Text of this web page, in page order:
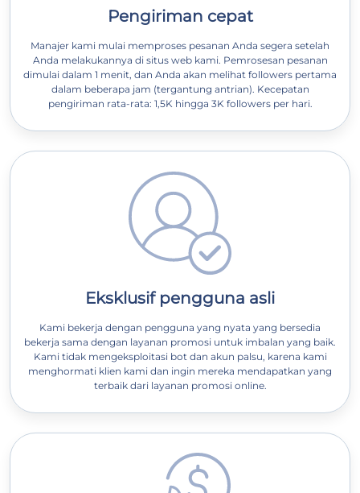
Pengiriman cepat
Manajer kami mulai memproses pesanan Anda segera setelah
Anda melakukannya di situs web kami. Pemrosesan pesanan
dimulai dalam 1 menit, dan Anda akan melihat followers pertama
dalam beberapa jam (tergantung antrian). Kecepatan
pengiriman rata-rata: 1,5K hingga 3K followers per hari.
Eksklusif pengguna asli
Kami bekerja dengan pengguna yang nyata yang bersedia
bekerja sama dengan layanan promosi untuk imbalan yang baik.
Kami tidak mengeksploitasi bot dan akun palsu, karena kami
menghormati klien kami dan ingin mereka mendapatkan yang
terbaik dari layanan promosi online.